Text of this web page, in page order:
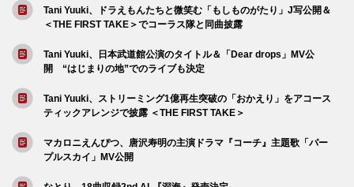
Tani Yuuki、ドラえもんたちと微笑む「もしものがたり」J写公開＆
＜THE FIRST TAKE＞でコーラス隊と同曲披露
Tani Yuuki、日本武道館公演のタイトル＆「Dear drops」MV公
開 “はじまりの地”でのライブも決定
Tani Yuuki、ストリーミング1億再生突破の「おかえり」をアコース
ティックアレンジで披露 ＜THE FIRST TAKE＞
マカロニえんぴつ、唐沢寿明の主演ドラマ『コーチ』主題歌「パー
プルスカイ」MV公開